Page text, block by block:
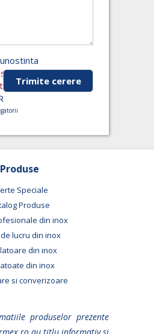
Politica de
si accept conditiile,
Produse
Speciale
Produse
din inox
lucru din inox
din inox
din inox
si converizoare
produselor prezente